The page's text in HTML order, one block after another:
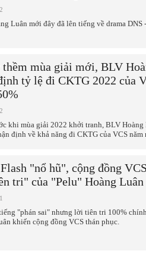
Luân mới đây đã lên tiếng về drama DNS
mùa giải mới, BLV
tỷ lệ đi CKTG 2022 của
khi mùa giải 2022 khởi tranh, BLV Hoàng
định về khả năng đi CKTG của VCS năm
"nổ hũ", cộng đồng
tri" của "Pelu" Hoàng Luân
"phán sai" nhưng lời tiên tri 100%
khiến cộng đồng VCS thán phục.